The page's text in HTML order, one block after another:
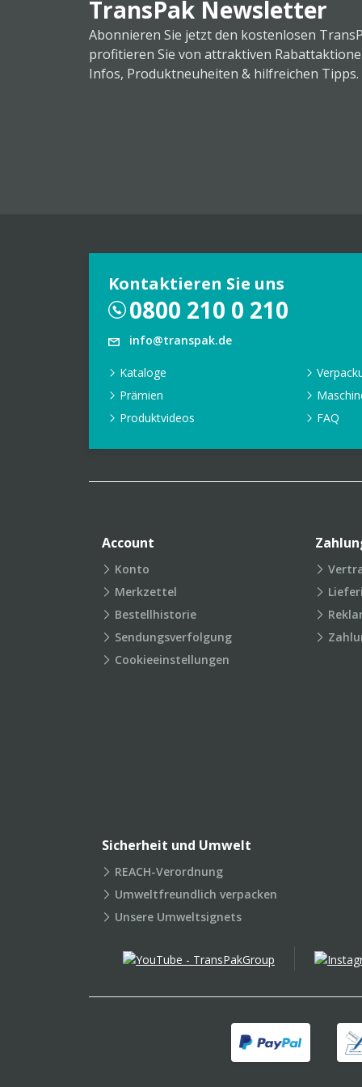
TransPak Newsletter
Abonnieren Sie jetzt den kostenlosen
profitieren Sie von attraktiven
Infos, Produktneuheiten & hilfreichen Tipps.
Kontaktieren Sie uns
0800 210 0 210
info@transpak.de
Kataloge
Prämien
Produktvideos
FAQ
Account
Konto
Merkzettel
Bestellhistorie
Sendungsverfolgung
Cookieeinstellungen
Sicherheit und Umwelt
REACH-Verordnung
Umweltfreundlich verpacken
Unsere Umweltsignets